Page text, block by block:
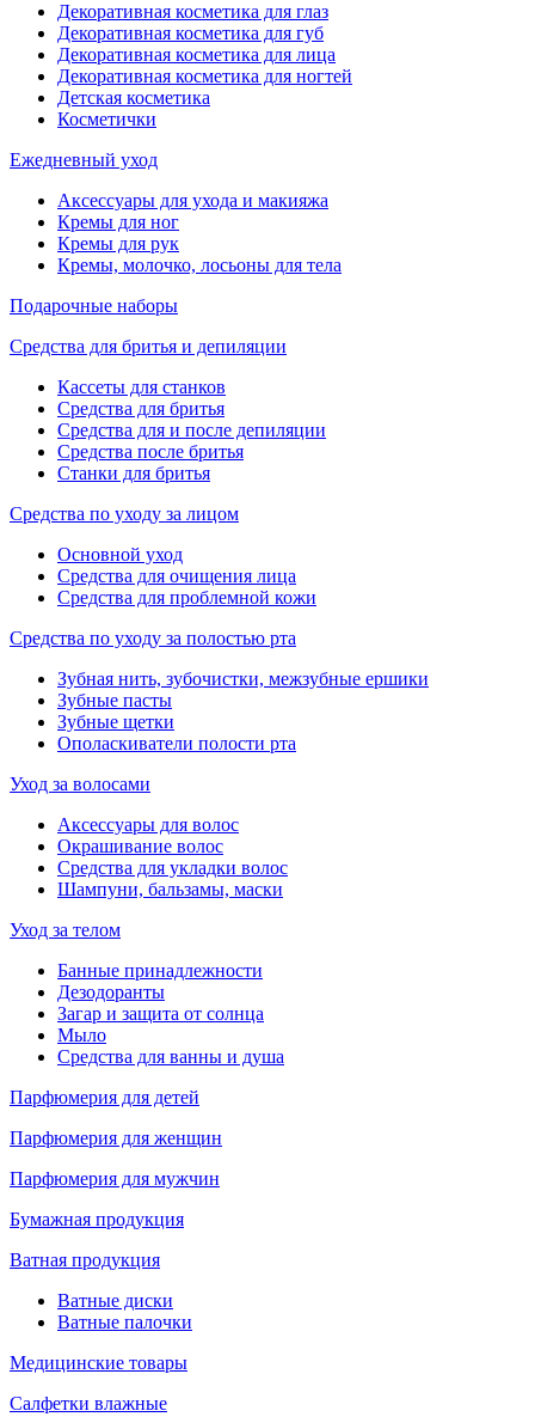
Декоративная косметика для глаз
Декоративная косметика для губ
Декоративная косметика для лица
Декоративная косметика для ногтей
Детская косметика
Косметички
Ежедневный уход
Аксессуары для ухода и макияжа
Кремы для ног
Кремы для рук
Кремы, молочко, лосьоны для тела
Подарочные наборы
Средства для бритья и депиляции
Кассеты для станков
Средства для бритья
Средства для и после депиляции
Средства после бритья
Станки для бритья
Средства по уходу за лицом
Основной уход
Средства для очищения лица
Средства для проблемной кожи
Средства по уходу за полостью рта
Зубная нить, зубочистки, межзубные ершики
Зубные пасты
Зубные щетки
Ополаскиватели полости рта
Уход за волосами
Аксессуары для волос
Окрашивание волос
Средства для укладки волос
Шампуни, бальзамы, маски
Уход за телом
Банные принадлежности
Дезодоранты
Загар и защита от солнца
Мыло
Средства для ванны и душа
Парфюмерия для детей
Парфюмерия для женщин
Парфюмерия для мужчин
Бумажная продукция
Ватная продукция
Ватные диски
Ватные палочки
Медицинские товары
Салфетки влажные